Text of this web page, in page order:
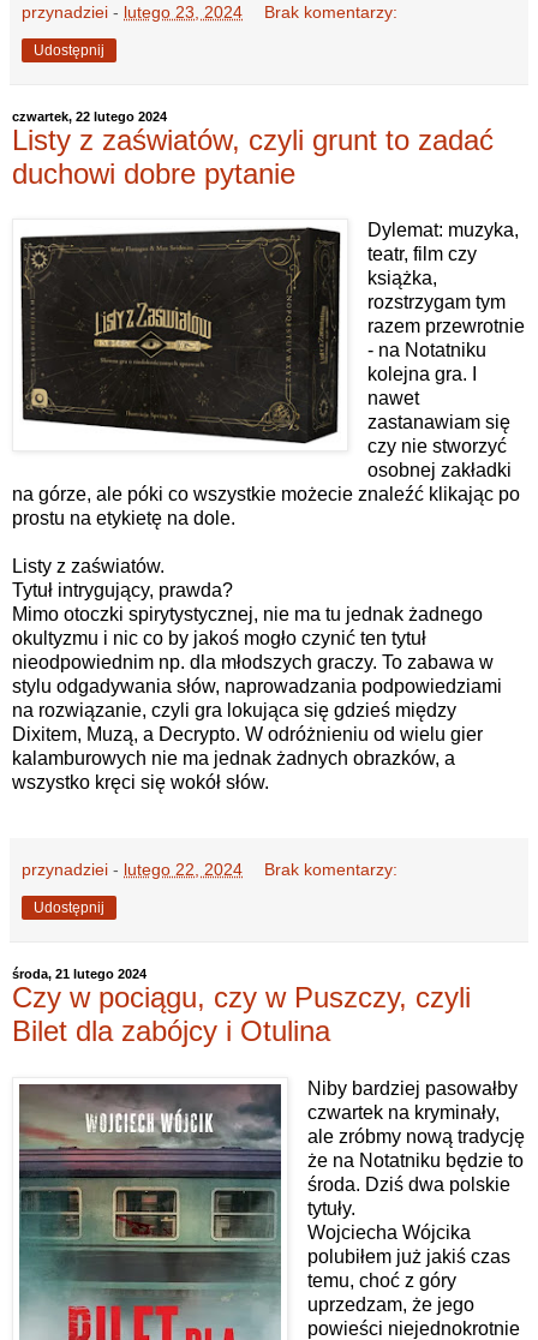
przynadziei - lutego 23, 2024 Brak komentarzy:
Udostępnij
czwartek, 22 lutego 2024
Listy z zaświatów, czyli grunt to zadać
duchowi dobre pytanie
Dylemat: muzyka,
teatr, film czy
książka,
rozstrzygam tym
razem przewrotnie
- na Notatniku
kolejna gra. I
nawet
zastanawiam się
czy nie stworzyć
osobnej zakładki
na górze, ale póki co wszystkie możecie znaleźć klikając po
prostu na etykietę na dole.
Listy z zaświatów.
Tytuł intrygujący, prawda?
Mimo otoczki spirytystycznej, nie ma tu jednak żadnego
okultyzmu i nic co by jakoś mogło czynić ten tytuł
nieodpowiednim np. dla młodszych graczy. To zabawa w
stylu odgadywania słów, naprowadzania podpowiedziami
na rozwiązanie, czyli gra lokująca się gdzieś między
Dixitem, Muzą, a Decrypto. W odróżnieniu od wielu gier
kalamburowych nie ma jednak żadnych obrazków, a
wszystko kręci się wokół słów.
przynadziei - lutego 22, 2024 Brak komentarzy:
Udostępnij
środa, 21 lutego 2024
Czy w pociągu, czy w Puszczy, czyli
Bilet dla zabójcy i Otulina
Niby bardziej pasowałby
czwartek na kryminały,
ale zróbmy nową tradycję
że na Notatniku będzie to
środa. Dziś dwa polskie
tytuły.
Wojciecha Wójcika
polubiłem już jakiś czas
temu, choć z góry
uprzedzam, że jego
powieści niejednokrotnie